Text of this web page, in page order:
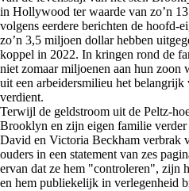
in Hollywood ter waarde van zo’n
volgens eerdere berichten de hoofd-
zo’n 3,5 miljoen dollar hebben
koppel in 2022. In kringen rond de
niet zomaar miljoenen aan hun zoon
uit een arbeidersmilieu het
verdient.
Terwijl de geldstroom uit de Peltz-
Brooklyn en zijn eigen familie
David en Victoria Beckham verbrak
ouders in een statement van zes
ervan dat ze hem "controleren", zijn
en hem publiekelijk in verlegenheid